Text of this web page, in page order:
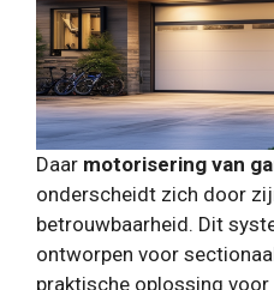
Daar motorisering van
onderscheidt zich door
betrouwbaarheid. Dit
ontworpen voor
praktische oplossing